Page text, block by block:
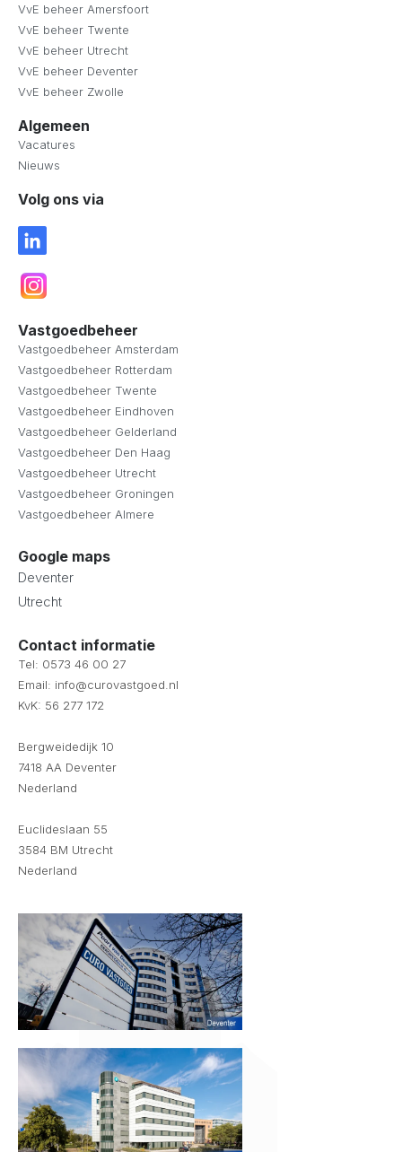
VvE beheer Amersfoort
VvE beheer Twente
VvE beheer Utrecht
VvE beheer Deventer
VvE beheer Zwolle
Algemeen
Vacatures
Nieuws
Volg ons via
Vastgoedbeheer
Vastgoedbeheer Amsterdam
Vastgoedbeheer Rotterdam
Vastgoedbeheer Twente
Vastgoedbeheer Eindhoven
Vastgoedbeheer Gelderland
Vastgoedbeheer Den Haag
Vastgoedbeheer Utrecht
Vastgoedbeheer Groningen
Vastgoedbeheer Almere
Google maps
Deventer
Utrecht
Contact informatie
Tel: 0573 46 00 27
Email: info@curovastgoed.nl
KvK: 56 277 172
Bergweidedijk 10
7418 AA Deventer
Nederland
Euclideslaan 55
3584 BM Utrecht
Nederland